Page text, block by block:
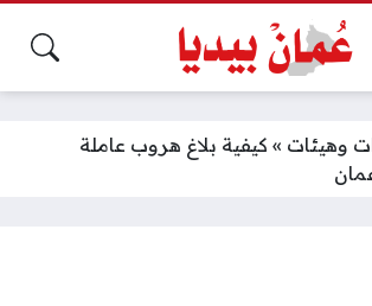
وهيئات » كيفية بلاغ هروب عاملة